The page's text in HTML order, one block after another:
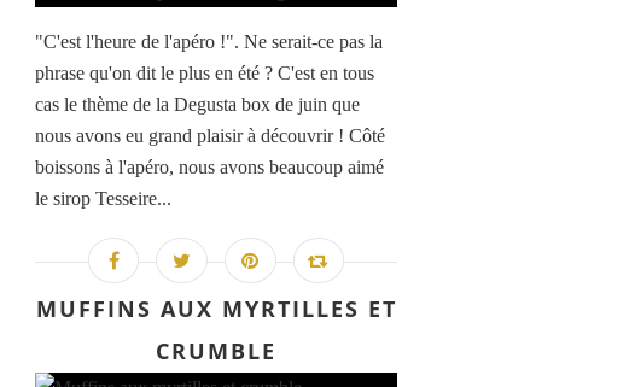
"C'est l'heure de l'apéro !". Ne serait-ce pas la
phrase qu'on dit le plus en été ? C'est en tous
cas le thème de la Degusta box de juin que
nous avons eu grand plaisir à découvrir ! Côté
boissons à l'apéro, nous avons beaucoup aimé
le sirop Tesseire...
MUFFINS AUX MYRTILLES ET
CRUMBLE